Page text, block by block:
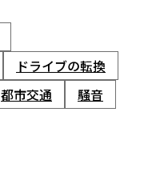
ドライブの転換
都市交通 騒音